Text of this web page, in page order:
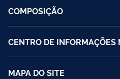
COMPOSIÇÃO
CENTRO DE INFORMAÇÕES
MAPA DO SITE